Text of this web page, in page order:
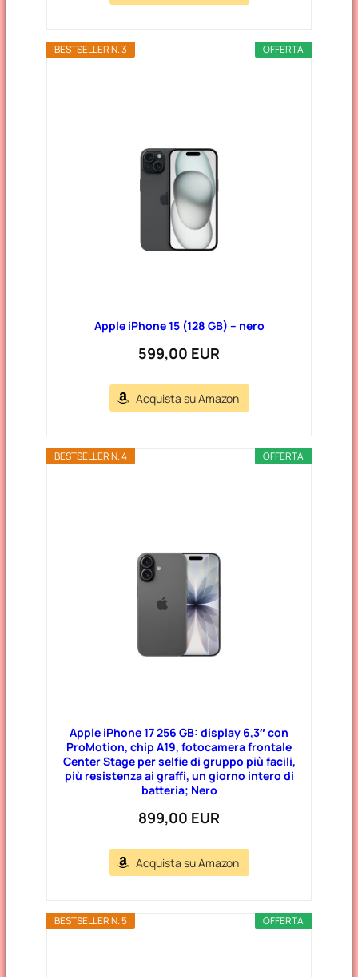
OFFERTA
BESTSELLER N. 3
Apple iPhone 15 (128 GB) – nero
599,00 EUR
Acquista su Amazon
OFFERTA
BESTSELLER N. 4
Apple iPhone 17 256 GB: display 6,3″ con
ProMotion, chip A19, fotocamera frontale
Center Stage per selfie di gruppo più facili,
più resistenza ai graffi, un giorno intero di
batteria; Nero
899,00 EUR
Acquista su Amazon
OFFERTA
BESTSELLER N. 5